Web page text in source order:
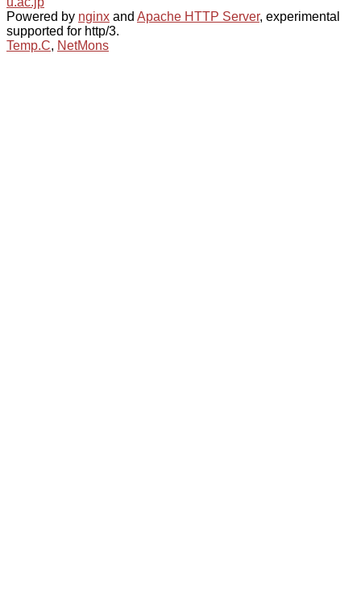
Powered by nginx and Apache HTTP Server, experimental
supported for http/3.
Temp.C, NetMons